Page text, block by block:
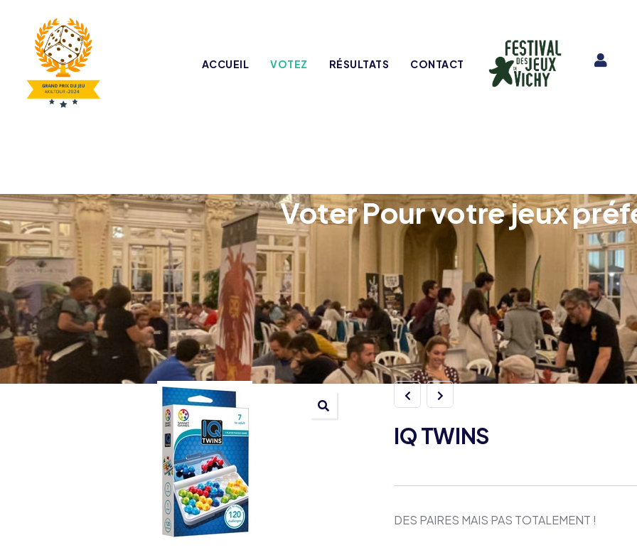
ACCUEIL VOTEZ RÉSULTATS CONTACT
Voter Pour votre jeux
IQ TWINS
DES PAIRES MAIS PAS TOTALEMENT !